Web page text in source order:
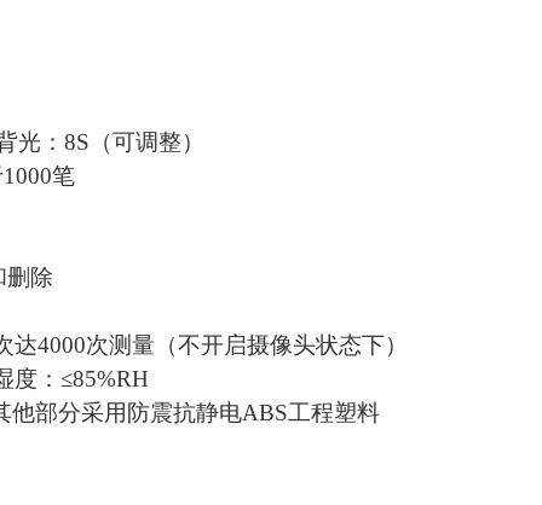
：8S（可调整）
笔
删除
4000次测量（不开启摄像头状态下）
：≤85%RH
部分采用防震抗静电ABS工程塑料